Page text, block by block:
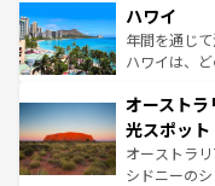
着のスイス情
のような巨
ンメントが
西部には大
部のニュー
文化が魅力
しみながら
るだろう。
ハワイ
年間を通じ
ハワイは、
ワイ島は見
島だが、静
おすすめ。
文化や歴史
オースト
光スポット
オーストラ
シドニーの